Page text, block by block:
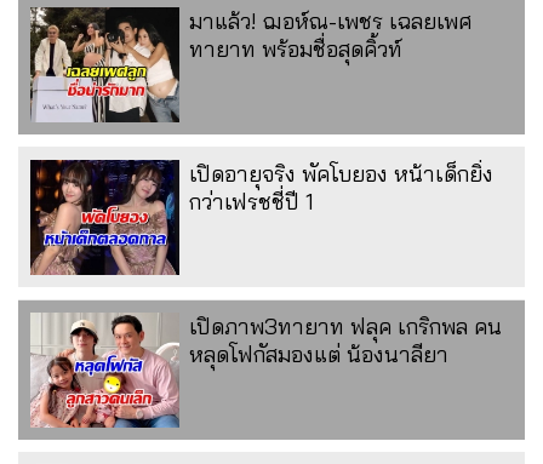
มาแล้ว! ฌอห์ณ-เพชร เฉลยเพศ
ทายาท พร้อมชื่อสุดคิ้วท์
เปิดอายุจริง พัคโบยอง หน้าเด็กยิ่ง
กว่าเฟรชชี่ปี 1
เปิดภาพ3ทายาท ฟลุค เกริกพล คน
หลุดโฟกัสมองแต่ น้องนาลียา